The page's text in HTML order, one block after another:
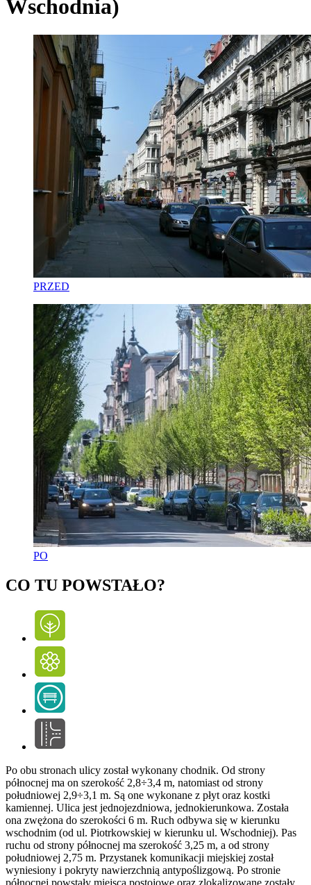
Wschodnia)
PRZED
PO
CO TU POWSTAŁO?
Po obu stronach ulicy został wykonany chodnik. Od strony
północnej ma on szerokość 2,8÷3,4 m, natomiast od strony
południowej 2,9÷3,1 m. Są one wykonane z płyt oraz kostki
kamiennej. Ulica jest jednojezdniowa, jednokierunkowa. Została
ona zwężona do szerokości 6 m. Ruch odbywa się w kierunku
wschodnim (od ul. Piotrkowskiej w kierunku ul. Wschodniej). Pas
ruchu od strony północnej ma szerokość 3,25 m, a od strony
południowej 2,75 m. Przystanek komunikacji miejskiej został
wyniesiony i pokryty nawierzchnią antypoślizgową. Po stronie
północnej powstały miejsca postojowe oraz zlokalizowane zostały